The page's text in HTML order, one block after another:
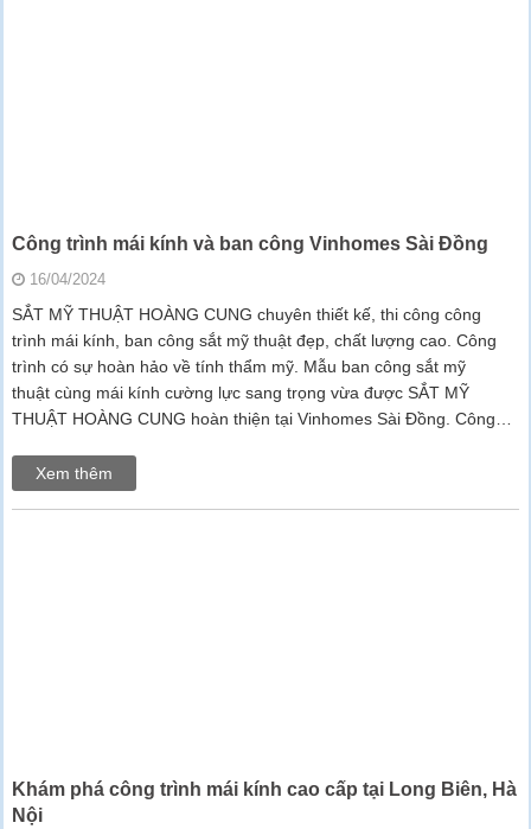
Công trình mái kính và ban công Vinhomes Sài Đồng
16/04/2024
SẮT MỸ THUẬT HOÀNG CUNG chuyên thiết kế, thi công công
trình mái kính, ban công sắt mỹ thuật đẹp, chất lượng cao. Công
trình có sự hoàn hảo về tính thẩm mỹ. Mẫu ban công sắt mỹ
thuật cùng mái kính cường lực sang trọng vừa được SẮT MỸ
THUẬT HOÀNG CUNG hoàn thiện tại Vinhomes Sài Đồng. Công…
Xem thêm
Khám phá công trình mái kính cao cấp tại Long Biên, Hà
Nội